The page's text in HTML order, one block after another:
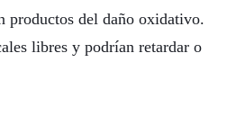
productos del daño oxidativo.
libres y podrían retardar o